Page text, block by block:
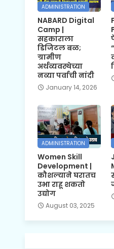
ADMINISTRATION
NABARD Digital
Camp |
सहकाराला
डिजिटल बळ;
ग्रामीण
अर्थव्यवस्थेच्या
नव्या पर्वाची नांदी
January 14, 2026
ADMINISTRATION
Women Skill
Development |
कौशल्याने घरातच
उभा राहू शकतो
उद्योग
August 03, 2025